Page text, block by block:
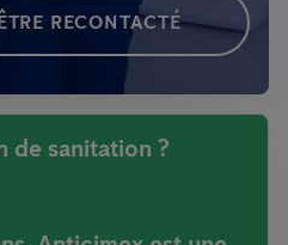
RECONTACTÉ
de sanitation ?